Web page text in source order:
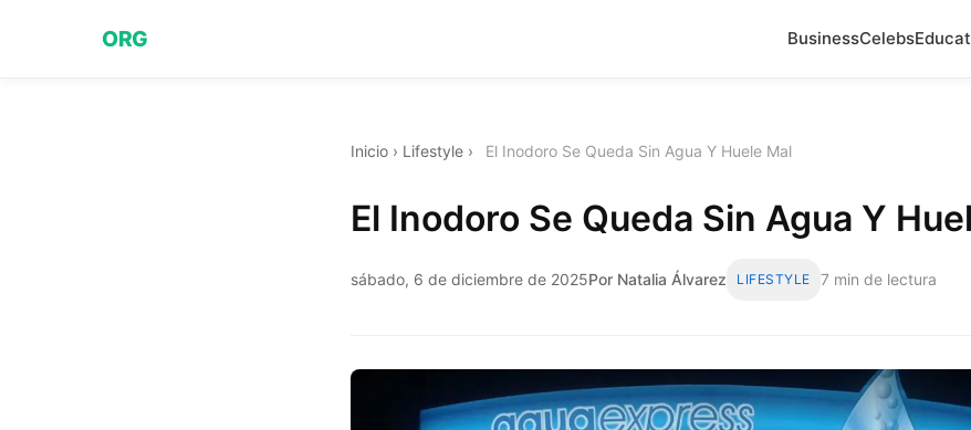
ORG BusinessCelebs
Inicio › Lifestyle › El Inodoro Se Queda Sin Agua Y Huele Mal
El Inodoro Se Queda Sin Agua Y
sábado, 6 de diciembre de 2025Por Natalia Álvarez LIFESTYLE 7 min de lectura